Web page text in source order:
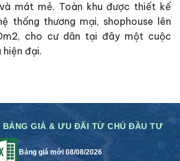
mát mẻ. Toàn khu được thiết kế
thống thương mại, shophouse lên
cho cư dân tại đây một cuộc
hiện đại.
BẢNG GIÁ & ƯU ĐÃI TỪ CHỦ ĐẦU TƯ
Bảng giá mới 08/08/2026